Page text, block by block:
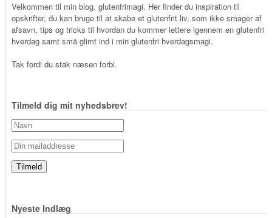
Velkommen til min blog, glutenfrimagi. Her finder du inspiration til
opskrifter, du kan bruge til at skabe et glutenfrit liv, som ikke smager af
afsavn, tips og tricks til hvordan du kommer lettere igennem en glutenfri
hverdag samt små glimt ind i min glutenfri hverdagsmagi.
Tak fordi du stak næsen forbi.
Tilmeld dig mit nyhedsbrev!
Nyeste Indlæg